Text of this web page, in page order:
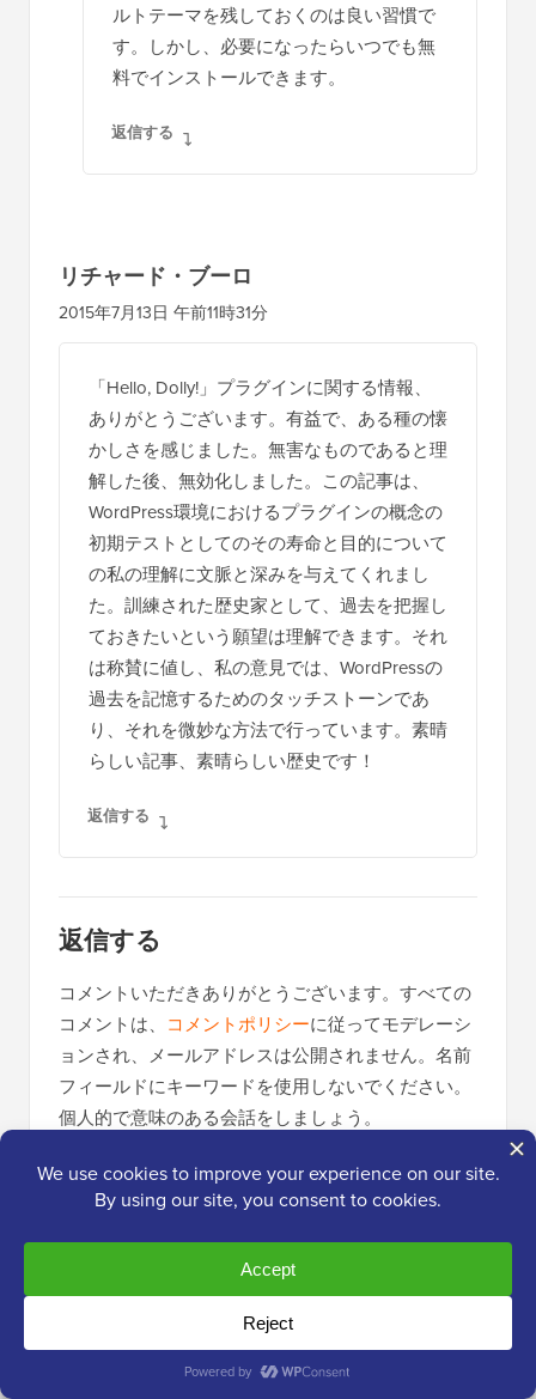
ルトテーマを残しておくのは良い習慣で
す。しかし、必要になったらいつでも無
料でインストールできます。
返信する
リチャード・ブーロ
2015年7月13日 午前11時31分
「Hello, Dolly!」プラグインに関する情報、
ありがとうございます。有益で、ある種の懐
かしさを感じました。無害なものであると理
解した後、無効化しました。この記事は、
WordPress環境におけるプラグインの概念の
初期テストとしてのその寿命と目的について
の私の理解に文脈と深みを与えてくれまし
た。訓練された歴史家として、過去を把握し
ておきたいという願望は理解できます。それ
は称賛に値し、私の意見では、WordPressの
過去を記憶するためのタッチストーンであ
り、それを微妙な方法で行っています。素晴
らしい記事、素晴らしい歴史です！
返信する
返信する
コメントいただきありがとうございます。すべての
コメントは、 コメントポリシーに従ってモデレーシ
ョンされ、メールアドレスは公開されません。名前
フィールドにキーワードを使用しないでください。
個人的で意味のある会話をしましょう。